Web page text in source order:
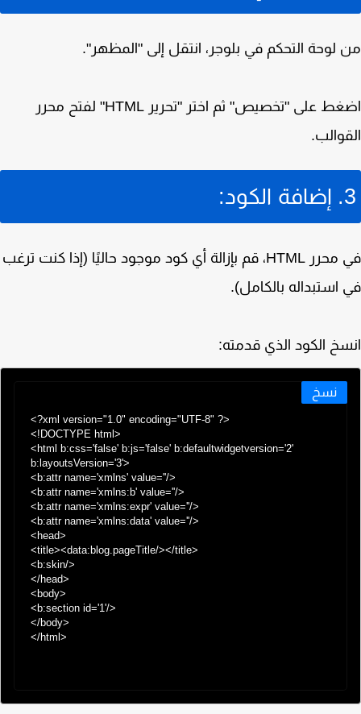
من لوحة التحكم في بلوجر، انتقل إلى "المظهر".
اضغط على "تخصيص" ثم اختر "تحرير HTML" لفتح محرر
القوالب.
3. إضافة الكود:
في محرر HTML، قم بإزالة أي كود موجود حاليًا (إذا كنت ترغب
في استبداله بالكامل).
انسخ الكود الذي قدمته:
<?xml version="1.0" encoding="UTF-8" ?>
<!DOCTYPE html>
<html b:css='false' b:js='false' b:defaultwidgetversion='2'
b:layoutsVersion='3'>
<b:attr name='xmlns' value=''/>
<b:attr name='xmlns:b' value=''/>
<b:attr name='xmlns:expr' value=''/>
<b:attr name='xmlns:data' value=''/>
<head>
<title><data:blog.pageTitle/></title>
<b:skin/>
</head>
<body>
<b:section id='1'/>
</body>
</html>
نسخ